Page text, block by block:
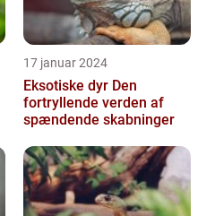
17 januar 2024
Eksotiske dyr Den
fortryllende verden af
spændende skabninger